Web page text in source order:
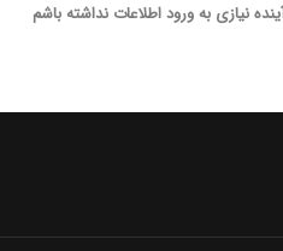
نیازی به ورود اطلاعات نداشته باشم